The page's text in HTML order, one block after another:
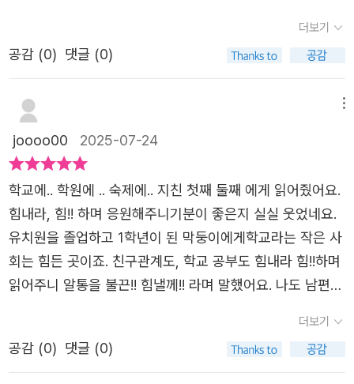
이 다시 한걸음 내디딜 수 있도록 응원합니다. 김세실 작가
님의 섬세한 글과 김지영 작가님의 따뜻하고 힘 있는 그림은
정말 잘 어우러져 깊은 울림을 전해줍니다. 간결한 문장은
쉬워 보일 수 있지만 전체적인 흐름을 이해하기엔 다소 어려
울 수 있어 개인적으로는 초등 중학년 이상부터 읽어보면 좋
을 것 같다는 생각이 들었어요. 다만 누구나 할 수 있는 한
마디! 누구에게나 위로를 건넬 수 있는 그 한 마디! <힘내라,
힘>과 함께해요. 지치고 두려운 우리 마음을 다정하게 어루
만져 줄 거예요.출판사로부터 도서만을 지원받아주관적으로
작성한 후기입니다.
고 두려운 우리의 마음을 다정하게어루만지는 응원의 말입
니다아주 꽉 막힌 기분이 들 때도 있어요세상에 쉬운 일 없
끝까지힘내라, 힘트럼펫 소리가 안 나서 땀을 뻘뻘 흘리면서
소리를 내기 위해 노력하고 있는 곰돌이 한 마리빰-빠라밤!
드디어 소리고 나고신나는 축제가 될 거예요답답한 마음일
때는 파란 배경의 그림이었다가힘을 내어 원하는 일을 이뤘
을 때는알록달록한 다양한 색상의 그림들로세상이 밝아지는
게 잘 느껴졌습니다더 이상 힘이 없다고낡고 늙었다고 멈춰
서 있는 자동차여전히 저 들판을 달리고 싶지요?다시 할 수
있어요!힘내라, 힘!나만의 속도대로 부릉 부르릉 달리면 돼
숲속 길을 달리는 자동차의 모습을 보며응원의 힘을 느낄 수
있었습니다몰라보게 달라진 모습을 기다리며화알짝 피는 꽃
망쳐 버릴까 봐 겁이 나지만마음이 이끄는 대로 용기 있게
더보기
공감 (0) 댓글 (0)
joooo00 2025-07-24
학교에.. 학원에 .. 숙제에.. 지친 첫째 둘째 에게 읽어줬어요.
힘내라, 힘!! 하며 응원해주니기분이 좋은지 실실 웃었네요.
유치원을 졸업하고 1학년이 된 막둥이에게학교라는 작은 사
회는 힘든 곳이죠. 친구관계도, 학교 공부도 힘내라 힘!!하며
읽어주니 알통을 불끈!! 힘낼께!! 라며 말했어요. 나도 남편도
에게도 힘내라 힘!!!! 우리 가족에게 바이러스처럼 힘내라 힘!
이 멘트가 퍼졌습니다. 짧았지만 모두들 힘을 냈고 얼굴에
더보기
공감 (0) 댓글 (0)